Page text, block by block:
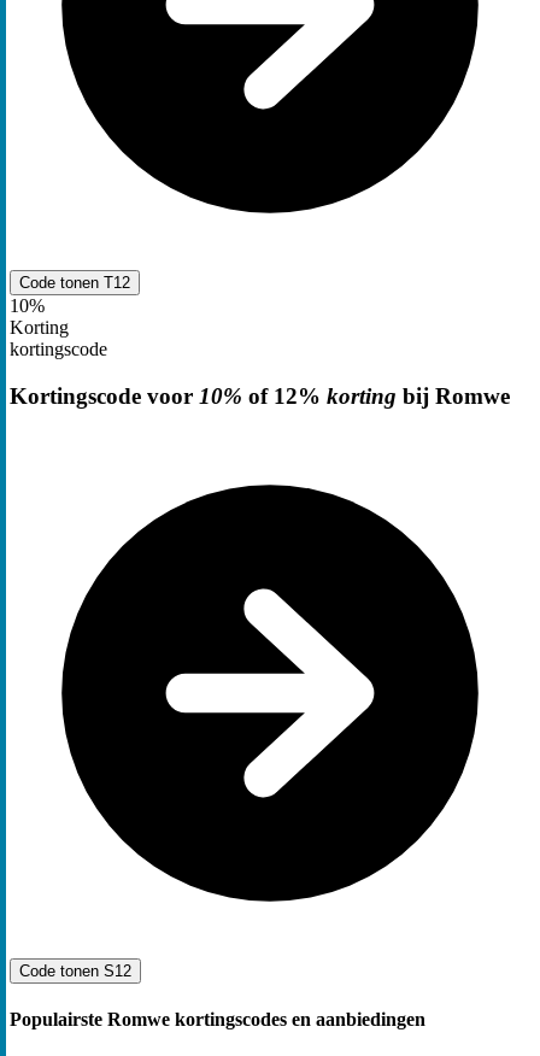
Code tonen T12
10%
Korting
kortingscode
Kortingscode voor 10% of 12% korting bij Romwe
Code tonen S12
Populairste Romwe kortingscodes en aanbiedingen